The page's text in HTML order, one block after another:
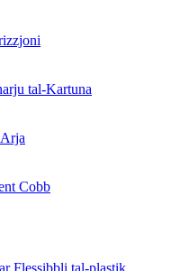
tal-Kartuna
Cobb
Flessibbli tal-plastik